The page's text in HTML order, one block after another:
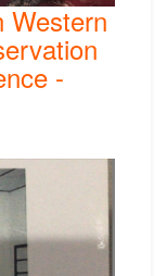
Western
-